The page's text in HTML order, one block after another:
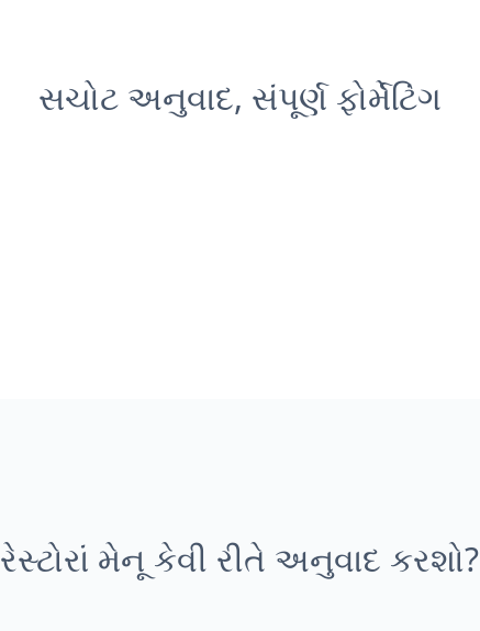
સચોટ અનુવાદ, સંપૂર્ણ ફોર્મેટિંગ
રેસ્ટોરાં મેનૂ કેવી રીતે અનુવાદ કરશો?